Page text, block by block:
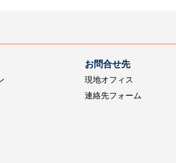
お問合せ先
現地オフィス
連絡先フォーム